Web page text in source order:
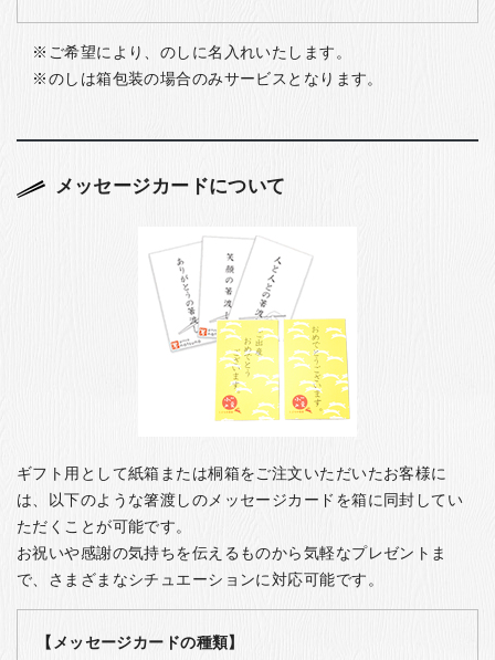
ご希望により、のしに名入れいたします。
のしは箱包装の場合のみサービスとなります。
メッセージカードについて
ギフト用として紙箱または桐箱をご注文いただいたお客様に
は、以下のような箸渡しのメッセージカードを箱に同封してい
ただくことが可能です。
お祝いや感謝の気持ちを伝えるものから気軽なプレゼントま
で、さまざまなシチュエーションに対応可能です。
【メッセージカードの種類】